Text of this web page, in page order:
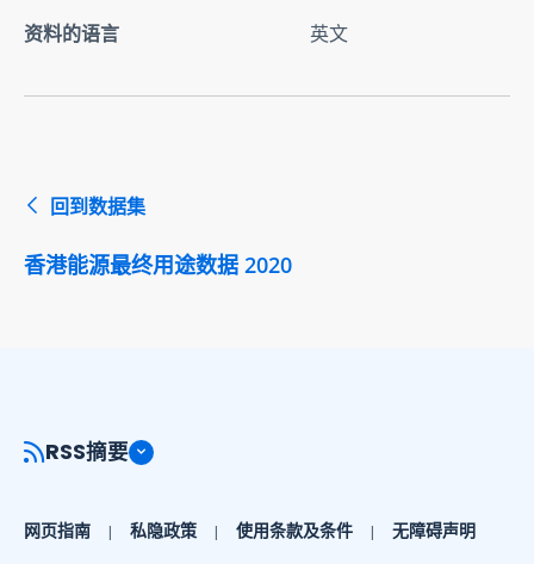
资料的语言
英文
回到数据集
香港能源最终用途数据 2020
RSS摘要
网页指南 私隐政策 使用条款及条件 无障碍声明